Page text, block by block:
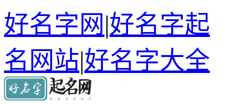
好名字网|好名字起
名网站|好名字大全